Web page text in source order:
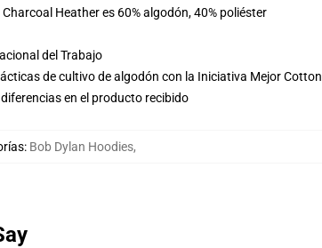
Heather es 60% algodón, 40% poliéster
del Trabajo
de cultivo de algodón con la Iniciativa Mejor Cotton
en el producto recibido
: Bob Dylan Hoodies,